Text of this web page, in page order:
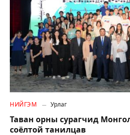
НИЙГЭМ Урлаг
Таван орны сурагчид
соёлтой танилцав